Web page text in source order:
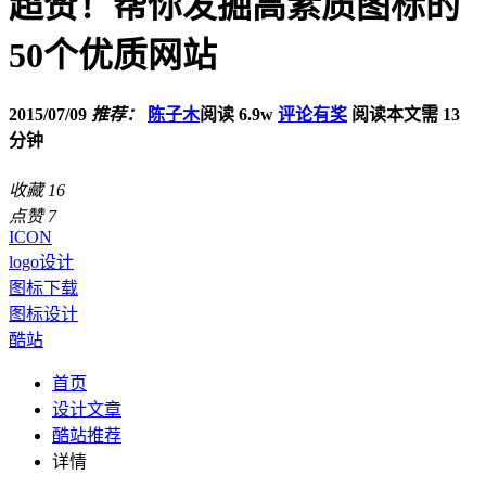
50个优质网站
2015/07/09 推荐： 陈子木阅读 6.9w 评论有奖 阅读本文需 13
分钟
收藏 16
点赞 7
ICON
logo设计
图标下载
图标设计
酷站
首页
设计文章
酷站推荐
详情